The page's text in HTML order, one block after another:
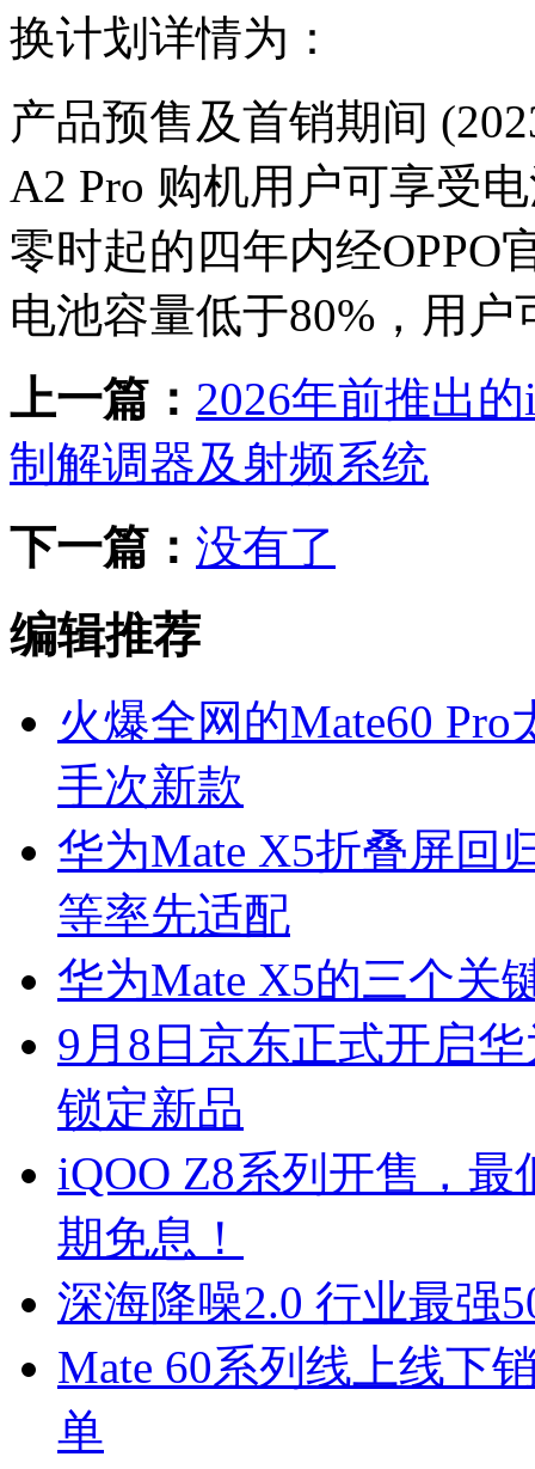
换计划详情为：
产品预售及首销期间
A2 Pro 购机用户可享受
零时起的四年内经OPPO
电池容量低于80%，用
上一篇： 2026年前推出
制解调器及射频系统
下一篇： 没有了
编辑推荐
火爆全网的Mate60
手次新款
华为Mate X5折叠屏回
等率先适配
华为Mate X5的三个关
9月8日京东正式开启
锁定新品
iQOO Z8系列开售，最
期免息！
深海降噪2.0 行业最强
Mate 60系列线上线下
单